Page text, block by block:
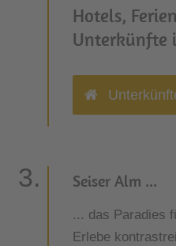
Hotels,
Unterkünfte
Seiser Alm ...
... das Paradies
Erlebe